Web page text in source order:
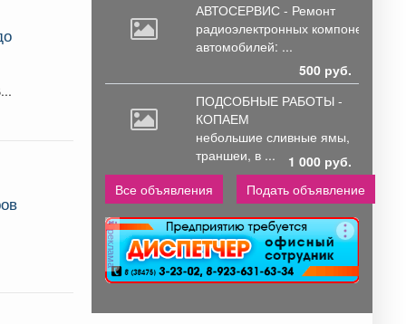
показывать кассиру. В...
АВТОСЕРВИС - Ремонт
радиоэлектронных компонентов
автомобилей: ...
500 руб.
ПОДСОБНЫЕ РАБОТЫ -
КОПАЕМ
небольшие сливные ямы,
траншеи, в ...
1 000 руб.
Все объявления
Подать объявление
реклама